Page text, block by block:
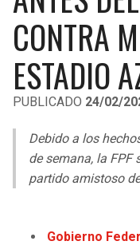
LIGA DE EXPANSIÓN MX
LEAGUES CUP
UEFA EUROPA LEAGUE
UEFA CONFERENCE
MLS
COPA SUDAMERICANA
LIGA BETPLAY
CONTRA
ESTADIO
PUBLICADO 24/02/
Debido a los
de semana, la FPF
partido amistoso
Gobierno